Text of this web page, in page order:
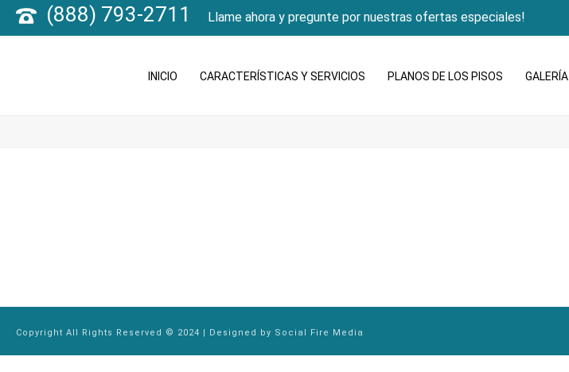
(888) 793-2711 Llame ahora y pregunte por nuestras ofertas especiales!
INICIO CARACTERÍSTICAS Y SERVICIOS PLANOS DE LOS PISOS GALERÍA
Copyright All Rights Reserved © 2024 | Designed by Social Fire Media